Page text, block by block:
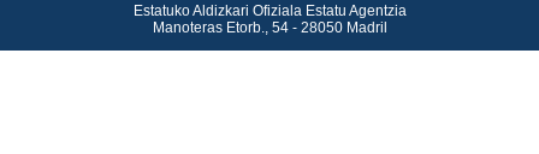
Estatuko Aldizkari Ofiziala Estatu Agentzia
Manoteras Etorb., 54 - 28050 Madril